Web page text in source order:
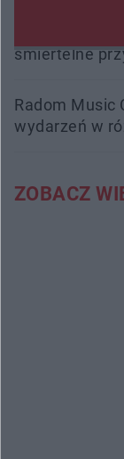
śmiertelne
Radom Music
wydarzeń w
ZOBACZ